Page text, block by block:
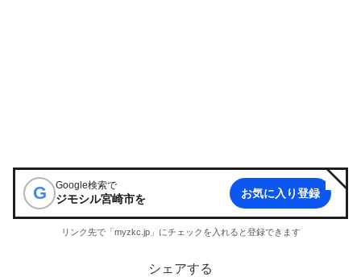
G Google検索で
ジモシル宮崎市を お気に入り登録
リンク先で「myzkc.jp」にチェックを入れると登録できます
シェアする